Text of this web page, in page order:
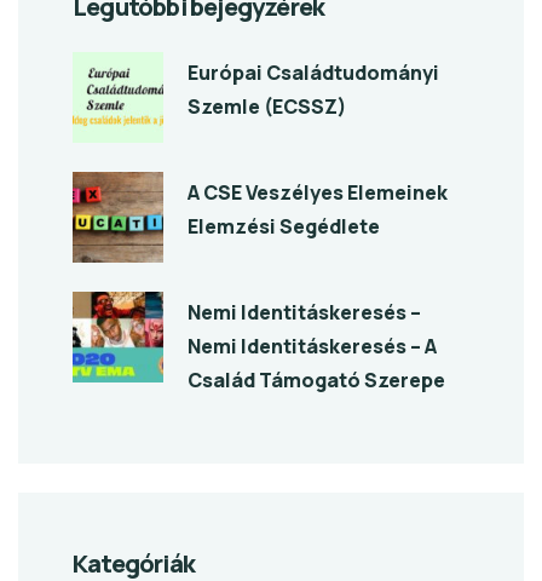
Legutóbbi bejegyzérek
Európai Családtudományi
Szemle (ECSSZ)
A CSE Veszélyes Elemeinek
Elemzési Segédlete
Nemi Identitáskeresés –
Nemi Identitáskeresés – A
Család Támogató Szerepe
Kategóriák